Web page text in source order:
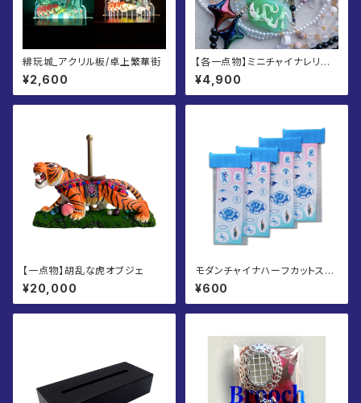
緋玩城_アクリル板/卓上繁華街
¥2,600
【各一点物】ミニチャイナレリー
フ眼鏡チェーン
¥4,900
【一点物】胡乱な虎オブジェ
¥20,000
モダンチャイナハーフカットステ
ッカー
¥600